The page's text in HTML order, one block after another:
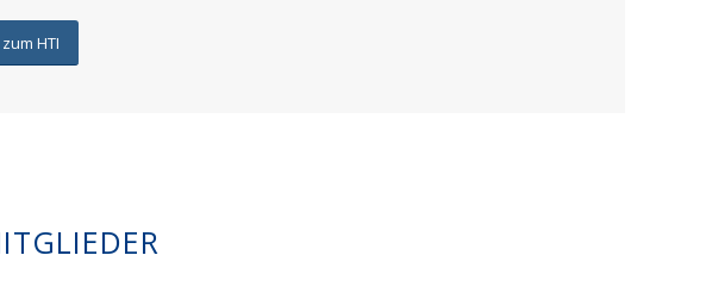
HTI